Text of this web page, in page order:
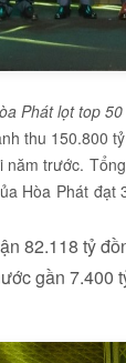
Phát lọt top
thu 150.800
trước.
Hòa Phát
82.118 tỷ
gần 7.400